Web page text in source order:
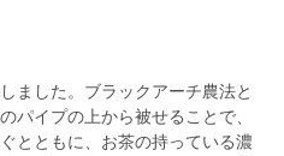
ました。ブラックアーチ農法と
パイプの上から被せることで、
とともに、お茶の持っている濃